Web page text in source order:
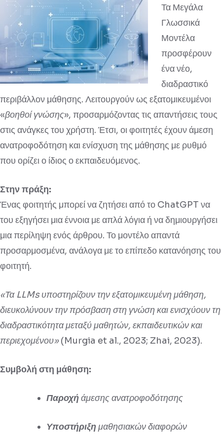
Τα Μεγάλα
Γλωσσικά
Μοντέλα
προσφέρουν
ένα νέο,
διαδραστικό
περιβάλλον μάθησης. Λειτουργούν ως εξατομικευμένοι
«βοηθοί γνώσης», προσαρμόζοντας τις απαντήσεις τους
στις ανάγκες του χρήστη. Έτσι, οι φοιτητές έχουν άμεση
ανατροφοδότηση και ενίσχυση της μάθησης με ρυθμό
που ορίζει ο ίδιος ο εκπαιδευόμενος.
Στην πράξη:
Ένας φοιτητής μπορεί να ζητήσει από το ChatGPT να
του εξηγήσει μια έννοια με απλά λόγια ή να δημιουργήσει
μια περίληψη ενός άρθρου. Το μοντέλο απαντά
προσαρμοσμένα, ανάλογα με το επίπεδο κατανόησης του
φοιτητή.
«Τα LLMs υποστηρίζουν την εξατομικευμένη μάθηση,
διευκολύνουν την πρόσβαση στη γνώση και ενισχύουν τη
διαδραστικότητα μεταξύ μαθητών, εκπαιδευτικών και
περιεχομένου»(Murgia et al., 2023; Zhai, 2023).
Συμβολή στη μάθηση:
Παροχήάμεσης ανατροφοδότησης
Υποστήριξημαθησιακών διαφορών